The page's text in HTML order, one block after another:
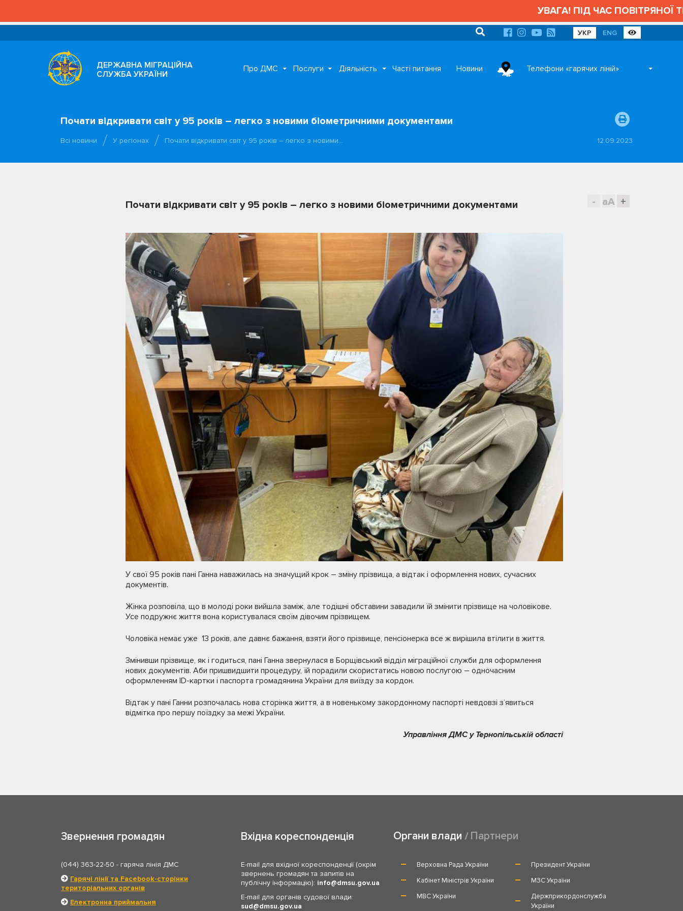
УВАГА! ПІД ЧАС ПОВІТРЯНОЇ
УКР ENG
ДЕРЖАВНА МІГРАЦІЙНА
СЛУЖБА УКРАЇНИ
Про ДМС Послуги Діяльність Часті питання Новини Телефони «гарячих ліній»
Почати відкривати світ у 95 років – легко з новими біометричними документами
Всі новини У регіонах Почати відкривати світ у 95 років – легко з новими… 12.09.2023
- aA +
Почати відкривати світ у 95 років – легко з новими біометричними документами
У свої 95 років пані Ганна наважилась на значущий крок – зміну прізвища, а відтак і оформлення нових, сучасних
документів.
Жінка розповіла, що в молоді роки вийшла заміж, але тодішні обставини завадили їй змінити прізвище на чоловікове.
Усе подружнє життя вона користувалася своїм дівочим прізвищем.
Чоловіка немає уже 13 років, але давнє бажання, взяти його прізвище, пенсіонерка все ж вирішила втілити в життя.
Змінивши прізвище, як і годиться, пані Ганна звернулася в Борщівський відділ міграційної служби для оформлення
нових документів. Аби пришвидшити процедуру, їй порадили скористатись новою послугою – одночасним
оформленням ІD-картки і паспорта громадянина України для виїзду за кордон.
Відтак у пані Ганни розпочалась нова сторінка життя, а в новенькому закордонному паспорті невдовзі з’явиться
відмітка про першу поїздку за межі України.
Управління ДМС у Тернопільській області
Звернення громадян
(044) 363-22-50 - гаряча лінія ДМС
Гарячі лінії та Facebook-сторінки
територіальних органів
Електронна приймальня
Вхідна кореспонденція
E-mail для вхідної кореспонденції (окрім
звернень громадян та запитів на
публічну інформацію): info
dmsu.gov.ua
E-mail для органів судової влади:
sud
dmsu.gov.ua
Органи влади Партнери
Верховна Рада України
Президент України
Кабінет Міністрів України
МЗС України
МВС України
Держприкордонслужба
України